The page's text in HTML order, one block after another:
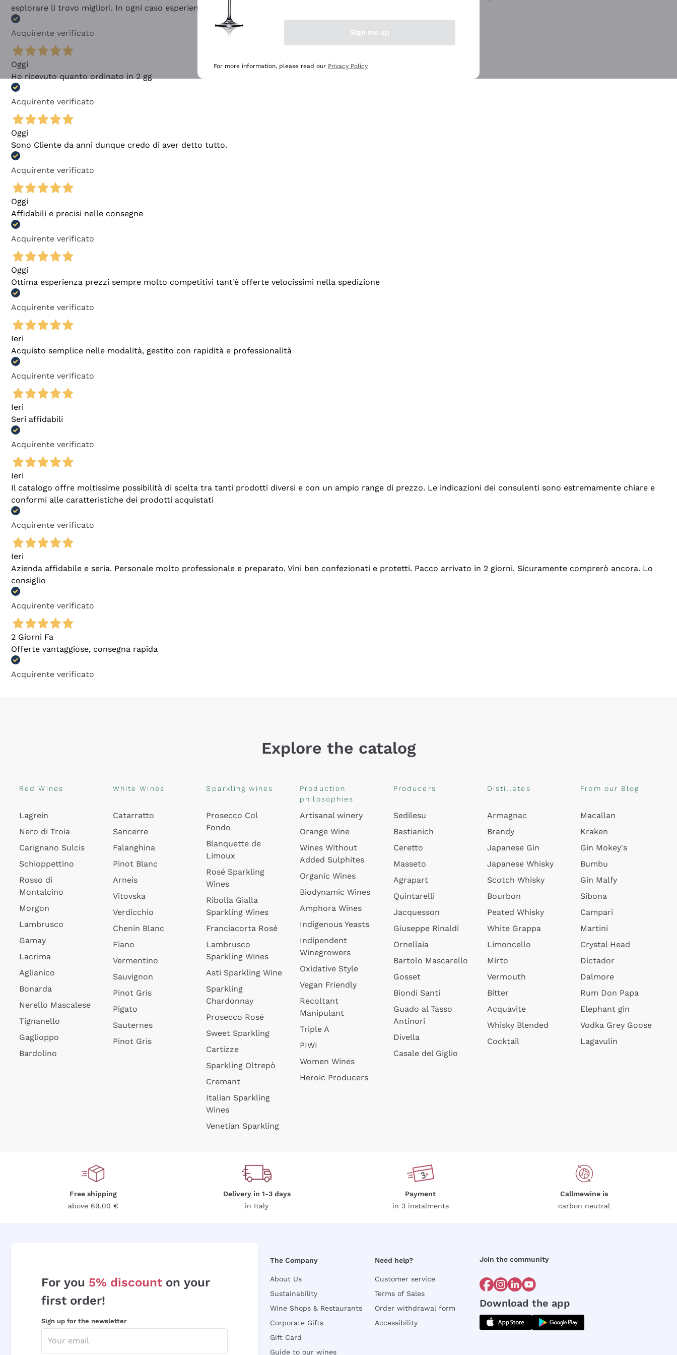
esplorare li trovo migliori. In ogni caso esperienza buona e lo consiglio! 👍
Acquirente verificato
Oggi
Ho ricevuto quanto ordinato in 2 gg
Acquirente verificato
Oggi
Sono Cliente da anni dunque credo di aver detto tutto.
Acquirente verificato
Oggi
Affidabili e precisi nelle consegne
Acquirente verificato
Oggi
Ottima esperienza prezzi sempre molto competitivi tant’è offerte velocissimi nella spedizione
Acquirente verificato
Ieri
Acquisto semplice nelle modalità, gestito con rapidità e professionalità
Acquirente verificato
Ieri
Seri affidabili
Acquirente verificato
Ieri
Il catalogo offre moltissime possibilità di scelta tra tanti prodotti diversi e con un ampio range di prezzo. Le indicazioni dei consulenti sono estremamente chiare e
conformi alle caratteristiche dei prodotti acquistati
Acquirente verificato
Ieri
Azienda affidabile e seria. Personale molto professionale e preparato. Vini ben confezionati e protetti. Pacco arrivato in 2 giorni. Sicuramente comprerò ancora. Lo
consiglio
Acquirente verificato
2 Giorni Fa
Offerte vantaggiose, consegna rapida
Acquirente verificato
Explore the catalog
Red Wines
Lagrein
Nero di Troia
Carignano Sulcis
Schioppettino
Rosso di
Montalcino
Morgon
Lambrusco
Gamay
Lacrima
Aglianico
Bonarda
Nerello Mascalese
Tignanello
Gaglioppo
Bardolino
White Wines
Catarratto
Sancerre
Falanghina
Pinot Blanc
Arneis
Vitovska
Verdicchio
Chenin Blanc
Fiano
Vermentino
Sauvignon
Pinot Gris
Pigato
Sauternes
Pinot Gris
Sparkling wines
Prosecco Col
Fondo
Blanquette de
Limoux
Rosé Sparkling
Wines
Ribolla Gialla
Sparkling Wines
Franciacorta Rosé
Lambrusco
Sparkling Wines
Asti Sparkling Wine
Sparkling
Chardonnay
Prosecco Rosé
Sweet Sparkling
Cartizze
Sparkling Oltrepò
Cremant
Italian Sparkling
Wines
Venetian Sparkling
Production
philosophies
Artisanal winery
Orange Wine
Wines Without
Added Sulphites
Organic Wines
Biodynamic Wines
Amphora Wines
Indigenous Yeasts
Indipendent
Winegrowers
Oxidative Style
Vegan Friendly
Recoltant
Manipulant
Triple A
PIWI
Women Wines
Heroic Producers
Producers
Sedilesu
Bastianich
Ceretto
Masseto
Agrapart
Quintarelli
Jacquesson
Giuseppe Rinaldi
Ornellaia
Bartolo Mascarello
Gosset
Biondi Santi
Guado al Tasso
Antinori
Divella
Casale del Giglio
Distillates
Armagnac
Brandy
Japanese Gin
Japanese Whisky
Scotch Whisky
Bourbon
Peated Whisky
White Grappa
Limoncello
Mirto
Vermouth
Bitter
Acquavite
Whisky Blended
Cocktail
From our Blog
Macallan
Kraken
Gin Mokey's
Bumbu
Gin Malfy
Sibona
Campari
Martini
Crystal Head
Dictador
Dalmore
Rum Don Papa
Elephant gin
Vodka Grey Goose
Lagavulin
Free shipping
above 69,00 €
Delivery in 1-3 days
in Italy
Payment
in 3 instalments
Callmewine is
carbon neutral
For you 5% discount on your
first order!
Sign up for the newsletter
The Company
About Us
Sustainability
Wine Shops & Restaurants
Corporate Gifts
Gift Card
Guide to our wines
Need help?
Customer service
Terms of Sales
Order withdrawal form
Accessibility
Join the community
Download the app
Sign me up
For more information, please read our Privacy Policy